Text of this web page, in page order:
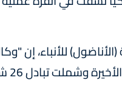
للأنباء، إن